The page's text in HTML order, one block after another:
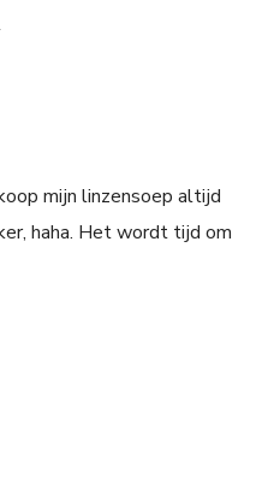
mijn linzensoep altijd
haha. Het wordt tijd om